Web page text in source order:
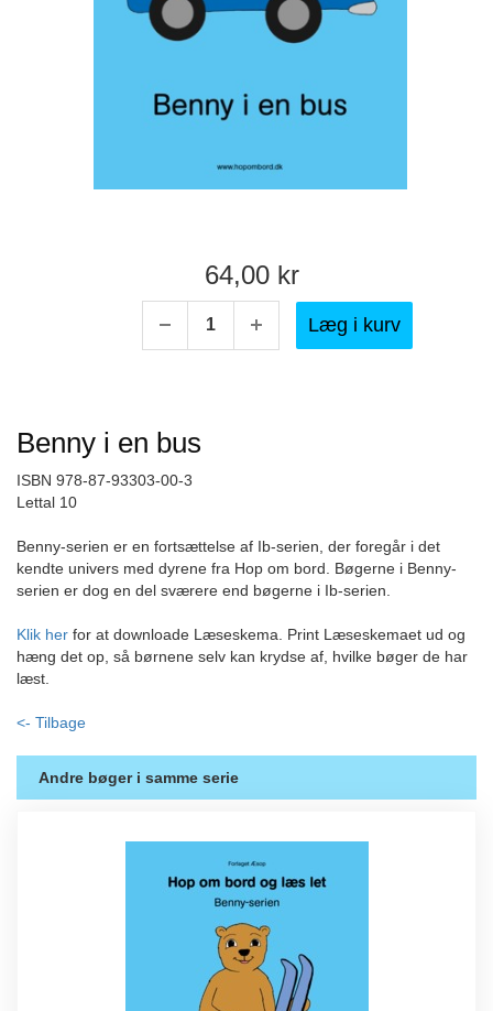
64,00 kr
Læg i kurv
Benny i en bus
ISBN 978-87-93303-00-3
Lettal 10
Benny-serien er en fortsættelse af Ib-serien, der foregår i det
kendte univers med dyrene fra Hop om bord. Bøgerne i Benny-
serien er dog en del sværere end bøgerne i Ib-serien.
Klik her for at downloade Læseskema. Print Læseskemaet ud og
hæng det op, så børnene selv kan krydse af, hvilke bøger de har
læst.
<- Tilbage
Andre bøger i samme serie